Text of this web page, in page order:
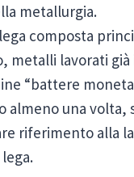
metallurgia.
composta
metalli lavorati già
“battere
almeno una volta,
riferimento alla